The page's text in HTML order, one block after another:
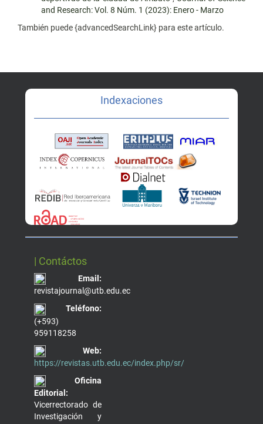
and Research: Vol. 8 Núm. 1 (2023): Enero - Marzo
También puede {advancedSearchLink} para este artículo.
Indexaciones
| Contáctos
Email:
revistajournal@utb.edu.ec
Teléfono:
(+593)
959118258
Web:
https://revistas.utb.edu.ec/index.php/sr/
Oficina
Editorial:
Vicerrectorado de
Investigación y